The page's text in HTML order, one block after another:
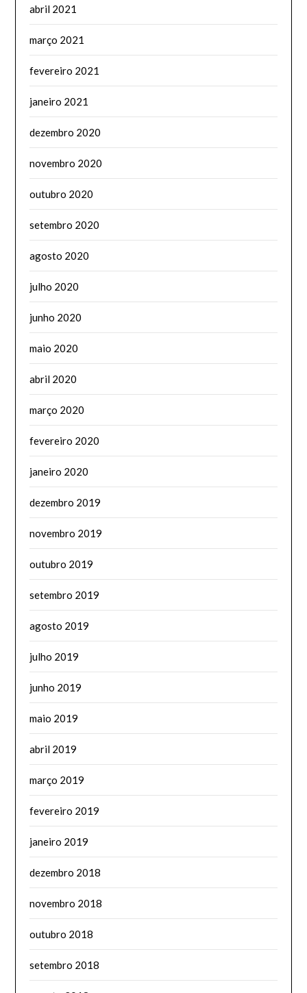
abril 2021
março 2021
fevereiro 2021
janeiro 2021
dezembro 2020
novembro 2020
outubro 2020
setembro 2020
agosto 2020
julho 2020
junho 2020
maio 2020
abril 2020
março 2020
fevereiro 2020
janeiro 2020
dezembro 2019
novembro 2019
outubro 2019
setembro 2019
agosto 2019
julho 2019
junho 2019
maio 2019
abril 2019
março 2019
fevereiro 2019
janeiro 2019
dezembro 2018
novembro 2018
outubro 2018
setembro 2018